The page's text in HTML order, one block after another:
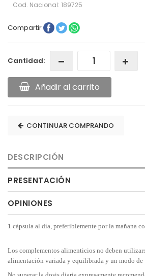
Cod. Nacional: 189725
Compartir
Cantidad:
Añadir al carrito
CONTINUAR COMPRANDO
DESCRIPCIÓN
PRESENTACIÓN
OPINIONES
1 cápsula al día, preferiblemente por la mañana
Los complementos alimenticios no deben
alimentación variada y equilibrada y un modo de